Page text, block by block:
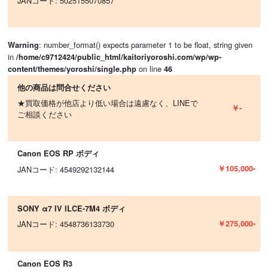
Warning: number_format() expects parameter 1 to be float, string given
in /home/c9712424/public_html/kaitoriyoroshi.com/wp/wp-
content/themes/yoroshi/single.phpon line 46
他の商品は問合せください
★買取価格が他店より低い場合は遠慮なく、LINEで
ご相談ください
￥-
Canon EOS RP ボディ
JANコード: 4549292132144 ￥105,000-
SONY α7 IV ILCE-7M4 ボディ
JANコード: 4548736133730 ￥275,000-
Canon EOS R3